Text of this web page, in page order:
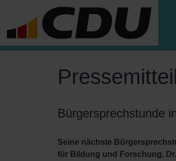
Bürgersprechstunde
Seine nächste
für Bildung und Forschung,